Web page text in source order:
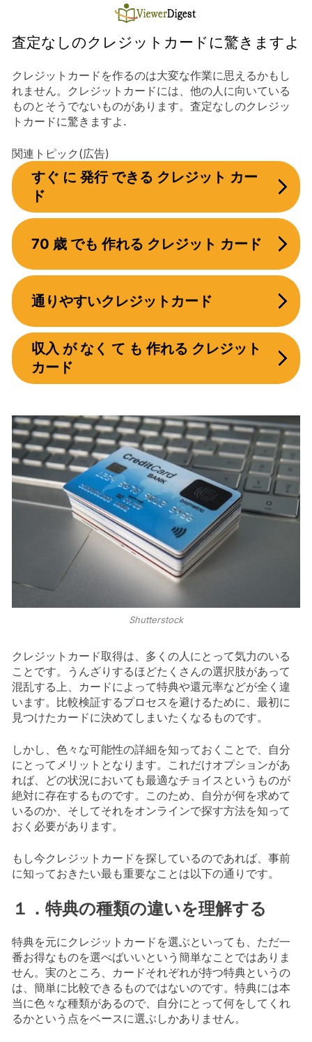
content
査定なしのクレジットカードに驚きますよ
クレジットカードを作るのは大変な作業に思えるかもし
れません。クレジットカードには、他の人に向いている
ものとそうでないものがあります。査定なしのクレジッ
トカードに驚きますよ.
関連トピック(広告)
すぐ に 発行 できる クレジット カー
ド
70 歳 でも 作れる クレジット カード
通りやすいクレジットカード
収入 が なく て も 作れる クレジット
カード
Shutterstock
クレジットカード取得は、多くの人にとって気力のいる
ことです。うんざりするほどたくさんの選択肢があって
混乱する上、カードによって特典や還元率などが全く違
います。比較検証するプロセスを避けるために、最初に
見つけたカードに決めてしまいたくなるものです。
しかし、色々な可能性の詳細を知っておくことで、自分
にとってメリットとなります。これだけオプションがあ
れば、どの状況においても最適なチョイスというものが
絶対に存在するものです。このため、自分が何を求めて
いるのか、そしてそれをオンラインで探す方法を知って
おく必要があります。
もし今クレジットカードを探しているのであれば、事前
に知っておきたい最も重要なことは以下の通りです。
１．特典の種類の違いを理解する
特典を元にクレジットカードを選ぶといっても、ただ一
番お得なものを選べばいいという簡単なことではありま
せん。実のところ、カードそれぞれが持つ特典というの
は、簡単に比較できるものではないのです。特典には本
当に色々な種類があるので、自分にとって何をしてくれ
るかという点をベースに選ぶしかありません。